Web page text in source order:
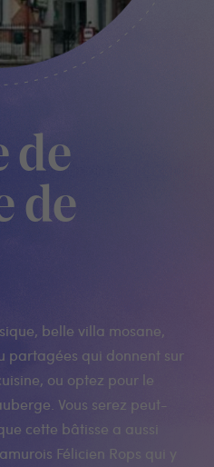
de
de
belle villa mosane,
partagées qui donnent sur
ou optez pour le
Vous serez peut-
cette bâtisse a aussi
Félicien Rops qui y